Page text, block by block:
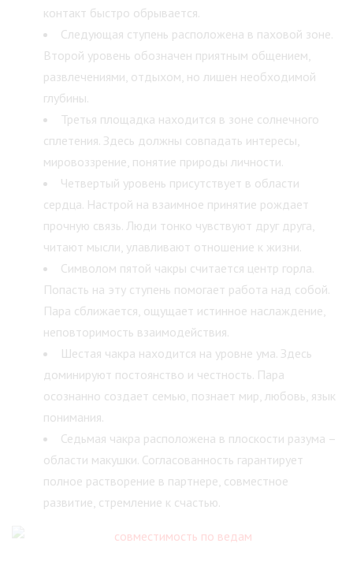
контакт быстро обрывается.
Следующая ступень расположена в паховой зоне.
Второй уровень обозначен приятным общением,
развлечениями, отдыхом, но лишен необходимой
глубины.
Третья площадка находится в зоне солнечного
сплетения. Здесь должны совпадать интересы,
мировоззрение, понятие природы личности.
Четвертый уровень присутствует в области
сердца. Настрой на взаимное принятие рождает
прочную связь. Люди тонко чувствуют друг друга,
читают мысли, улавливают отношение к жизни.
Символом пятой чакры считается центр горла.
Попасть на эту ступень помогает работа над собой.
Пара сближается, ощущает истинное наслаждение,
неповторимость взаимодействия.
Шестая чакра находится на уровне ума. Здесь
доминируют постоянство и честность. Пара
осознанно создает семью, познает мир, любовь, язык
понимания.
Седьмая чакра расположена в плоскости разума –
области макушки. Согласованность гарантирует
полное растворение в партнере, совместное
развитие, стремление к счастью.